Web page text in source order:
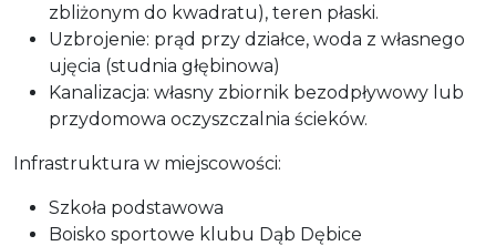
zbliżonym do kwadratu), teren płaski.
Uzbrojenie: prąd przy działce, woda z własnego
ujęcia (studnia głębinowa)
Kanalizacja: własny zbiornik bezodpływowy lub
przydomowa oczyszczalnia ścieków.
Infrastruktura w miejscowości:
Szkoła podstawowa
Boisko sportowe klubu Dąb Dębice